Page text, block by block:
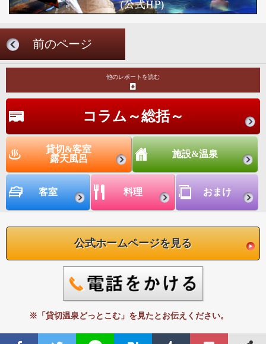
前のページ
他のレポートを読む
コラム～総括～
貸切&客室
露天風呂
施設&温泉
客室 料理 おまけ
公式ホームページを見る
※「貸切温泉どっとこむ」を見たとお伝えください。